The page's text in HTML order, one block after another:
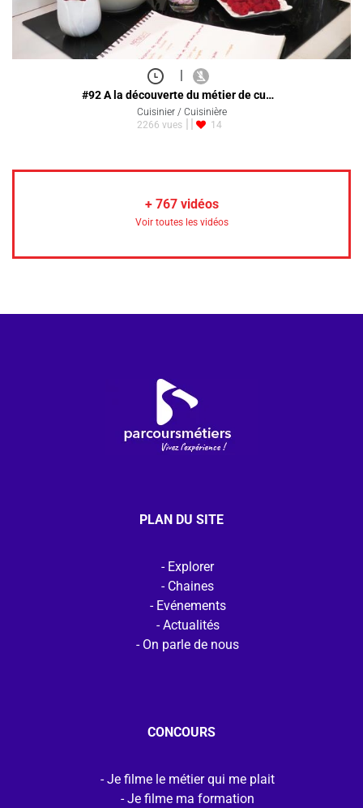
#92 A la découverte du métier de cu…
Cuisinier / Cuisinière
2266 vues
14
+ 767vidéos
Voir toutes les vidéos
PLAN DU SITE
Explorer
Chaines
Evénements
Actualités
On parle de nous
CONCOURS
Je filme le métier qui me plait
Je filme ma formation